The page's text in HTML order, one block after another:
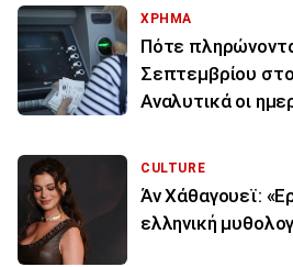
ΧΡΗΜΑ
Πότε
Σεπτεμβρίου
Αναλυτικά οι
CULTURE
Άν Χάθαγουεϊ:
ελληνική